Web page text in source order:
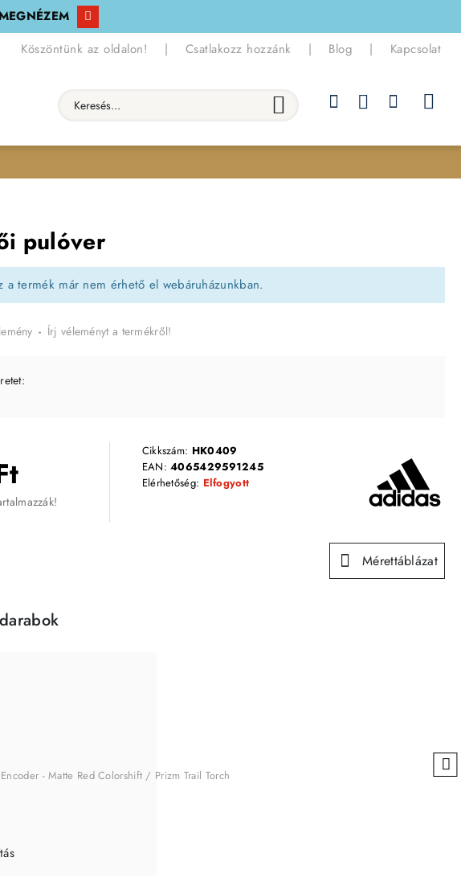
Köszöntünk az oldalon! | Csatlakozz hozzánk | Blog | Kapcsolat
Keresés...
pulóver
a termék már nem érhető el webáruházunkban.
- Írj véleményt a termékről!
Cikkszám: HK0409
EAN:4065429591245
Elérhetőség: Elfogyott
Mérettáblázat
- Matte Red Colorshift / Prizm Trail Torch